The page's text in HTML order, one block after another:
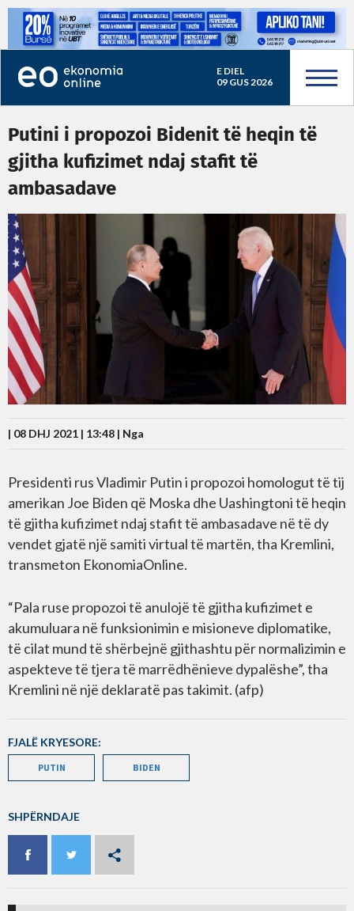
E DIEL
09 GUS 2026
Putini i propozoi Bidenit të heqin të
gjitha kufizimet ndaj stafit të
ambasadave
| 08 DHJ 2021 | 13:48 | Nga
Presidenti rus Vladimir Putin i propozoi homologut të tij
amerikan Joe Biden që Moska dhe Uashingtoni të heqin
të gjitha kufizimet ndaj stafit të ambasadave në të dy
vendet gjatë një samiti virtual të martën, tha Kremlini,
transmeton EkonomiaOnline.
“Pala ruse propozoi të anulojë të gjitha kufizimet e
akumuluara në funksionimin e misioneve diplomatike,
të cilat mund të shërbejnë gjithashtu për normalizimin e
aspekteve të tjera të marrëdhënieve dypalëshe”, tha
Kremlini në një deklaratë pas takimit. (afp)
FJALË KRYESORE:
PUTIN BIDEN
SHPËRNDAJE